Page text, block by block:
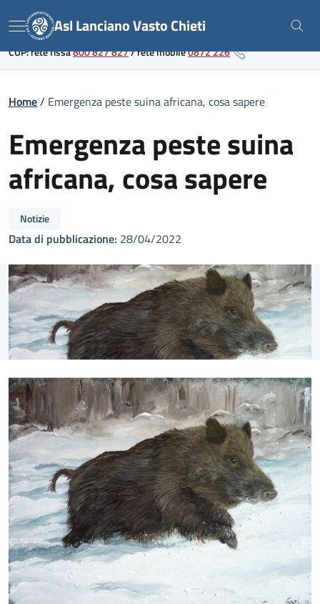
to
content
Link al portale sanitario regionale
Menu Asl Lanciano Vasto Chieti
CUP: rete fissa800 827 827/rete mobile0872 226
Home/ Emergenza peste suina africana, cosa sapere
Emergenza peste suina
africana, cosa sapere
Notizie
Data di pubblicazione: 28/04/2022